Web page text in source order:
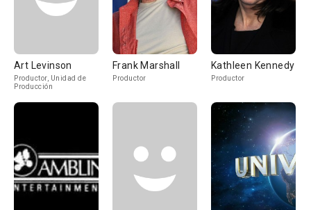
Art Levinson
Productor, Unidad de
Producción
Frank Marshall
Productor
Kathleen Kennedy
Productor